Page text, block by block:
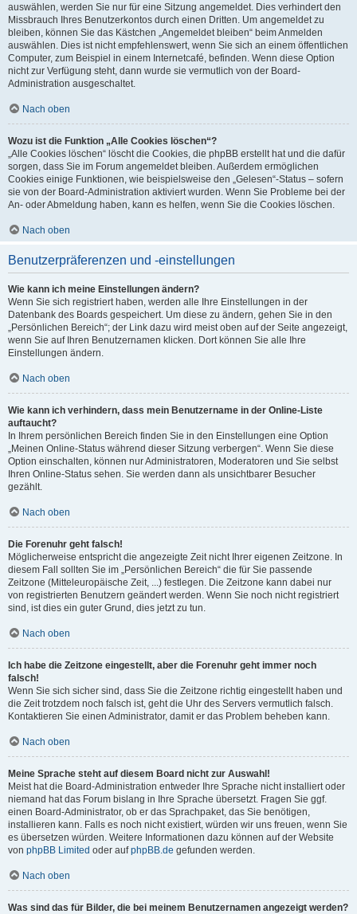
auswählen, werden Sie nur für eine Sitzung angemeldet. Dies verhindert den
Missbrauch Ihres Benutzerkontos durch einen Dritten. Um angemeldet zu
bleiben, können Sie das Kästchen „Angemeldet bleiben“ beim Anmelden
auswählen. Dies ist nicht empfehlenswert, wenn Sie sich an einem öffentlichen
Computer, zum Beispiel in einem Internetcafé, befinden. Wenn diese Option
nicht zur Verfügung steht, dann wurde sie vermutlich von der Board-
Administration ausgeschaltet.
Nach oben
Wozu ist die Funktion „Alle Cookies löschen“?
„Alle Cookies löschen“ löscht die Cookies, die phpBB erstellt hat und die dafür
sorgen, dass Sie im Forum angemeldet bleiben. Außerdem ermöglichen
Cookies einige Funktionen, wie beispielsweise den „Gelesen“-Status – sofern
sie von der Board-Administration aktiviert wurden. Wenn Sie Probleme bei der
An- oder Abmeldung haben, kann es helfen, wenn Sie die Cookies löschen.
Nach oben
Benutzerpräferenzen und -einstellungen
Wie kann ich meine Einstellungen ändern?
Wenn Sie sich registriert haben, werden alle Ihre Einstellungen in der
Datenbank des Boards gespeichert. Um diese zu ändern, gehen Sie in den
„Persönlichen Bereich“; der Link dazu wird meist oben auf der Seite angezeigt,
wenn Sie auf Ihren Benutzernamen klicken. Dort können Sie alle Ihre
Einstellungen ändern.
Nach oben
Wie kann ich verhindern, dass mein Benutzername in der Online-Liste
auftaucht?
In Ihrem persönlichen Bereich finden Sie in den Einstellungen eine Option
„Meinen Online-Status während dieser Sitzung verbergen“. Wenn Sie diese
Option einschalten, können nur Administratoren, Moderatoren und Sie selbst
Ihren Online-Status sehen. Sie werden dann als unsichtbarer Besucher
gezählt.
Nach oben
Die Forenuhr geht falsch!
Möglicherweise entspricht die angezeigte Zeit nicht Ihrer eigenen Zeitzone. In
diesem Fall sollten Sie im „Persönlichen Bereich“ die für Sie passende
Zeitzone (Mitteleuropäische Zeit, ...) festlegen. Die Zeitzone kann dabei nur
von registrierten Benutzern geändert werden. Wenn Sie noch nicht registriert
sind, ist dies ein guter Grund, dies jetzt zu tun.
Nach oben
Ich habe die Zeitzone eingestellt, aber die Forenuhr geht immer noch
falsch!
Wenn Sie sich sicher sind, dass Sie die Zeitzone richtig eingestellt haben und
die Zeit trotzdem noch falsch ist, geht die Uhr des Servers vermutlich falsch.
Kontaktieren Sie einen Administrator, damit er das Problem beheben kann.
Nach oben
Meine Sprache steht auf diesem Board nicht zur Auswahl!
Meist hat die Board-Administration entweder Ihre Sprache nicht installiert oder
niemand hat das Forum bislang in Ihre Sprache übersetzt. Fragen Sie ggf.
einen Board-Administrator, ob er das Sprachpaket, das Sie benötigen,
installieren kann. Falls es noch nicht existiert, würden wir uns freuen, wenn Sie
es übersetzen würden. Weitere Informationen dazu können auf der Website
von phpBB Limited oder aufphpBB.de gefunden werden.
Nach oben
Was sind das für Bilder, die bei meinem Benutzernamen angezeigt werden?